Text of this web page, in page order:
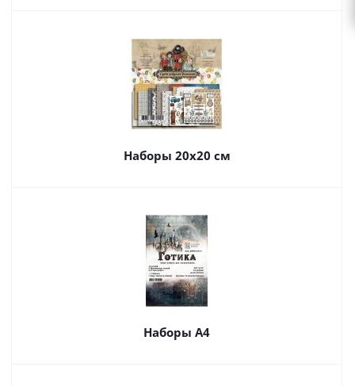
Наборы 20х20 см
Наборы А4